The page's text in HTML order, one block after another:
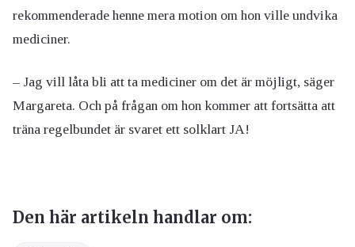
rekommenderade henne mera motion om hon ville undvika
mediciner.
– Jag vill låta bli att ta mediciner om det är möjligt, säger
Margareta. Och på frågan om hon kommer att fortsätta att
träna regelbundet är svaret ett solklart JA!
Den här artikeln handlar om: